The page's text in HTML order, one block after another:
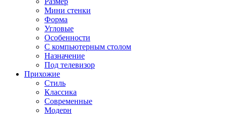
Мини стенки
Форма
Угловые
Особенности
С компьютерным столом
Назначение
Под телевизор
Прихожие
Стиль
Классика
Современные
Модерн